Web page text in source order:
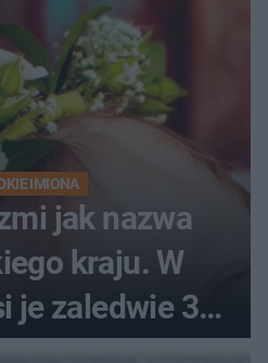
IMIONA
jak nazwa
kraju. W
je zaledwie 3